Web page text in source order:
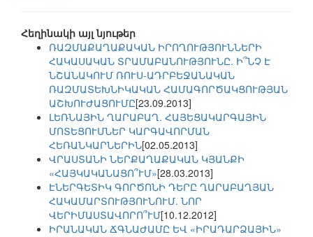
Հեղինակի այլ նյութեր
ՌԱԶՄԱՔԱՂԱՔԱԿԱՆ ԻՐՈՂՈՒԹՅՈՒՆՆԵՐԻ
ՀԱԿԱՍԱԿԱՆ ՏՐԱՄԱԲԱՆՈՒԹՅՈՒՆԸ. Ի՞ՆՉ Է
ՆՇԱՆԱԿՈՒՄ ՌՈՒՍ-ԱԴՐԲԵՋԱՆԱԿԱՆ
ՌԱԶՄԱՏԵԽՆԻԿԱԿԱՆ ՀԱՄԱԳՈՐԾԱԿՑՈՒԹՅԱՆ
ԱՇԽՈՒԺԱՑՈՒՄԸ[23.09.2013]
ԼԵՌՆԱՅԻՆ ՂԱՐԱԲԱՂ. ՀԱՅԵՑԱԿԱՐԳԱՅԻՆ
ՄՈՏԵՑՈՒՄՆԵՐ ԿԱՐԳԱՎՈՐՄԱՆ
ՀԵՌԱՆԿԱՐՆԵՐԻՆ[02.05.2013]
ՎՐԱՍՏԱՆԻ ՆԵՐՔԱՂԱՔԱԿԱՆ ԿՅԱՆՔԻ
«ՀԱՅԿԱԿԱՆԱՑՈ՞ՒՄ»[28.03.2013]
ԷՆԵՐԳԵՏԻԿ ԳՈՐԾՈՆԻ ԴԵՐԸ ՂԱՐԱԲԱՂՅԱՆ
ՀԱԿԱՄԱՐՏՈՒԹՅՈՒՆՈՒՄ. ՆՈՐ
ՎԵՐԻՄԱՍՏԱՎՈՐՈ՞ՒՄ[10.12.2012]
ԻՐԱՆԱԿԱՆ ՃԳՆԱԺԱՄԸ ԵՎ «ԻՐԱԴԱՐՁԱՅԻՆ»